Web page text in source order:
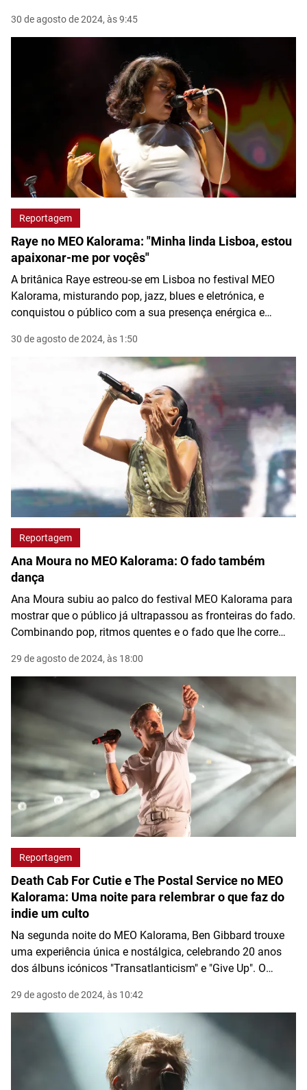
30 de agosto de 2024, às 9:45
Reportagem
Raye no MEO Kalorama: "Minha linda Lisboa, estou
apaixonar-me por voçês"
A britânica Raye estreou-se em Lisboa no festival MEO
Kalorama, misturando pop, jazz, blues e eletrónica, e
conquistou o público com a sua presença enérgica e
30 de agosto de 2024, às 1:50
Reportagem
Ana Moura no MEO Kalorama: O fado também
dança
Ana Moura subiu ao palco do festival MEO Kalorama para
mostrar que o público já ultrapassou as fronteiras do fado.
Combinando pop, ritmos quentes e o fado que lhe corre
festival. Apresentou novas músicas e partilhou um dueto
com Pedro Mafama.
29 de agosto de 2024, às 18:00
Reportagem
Death Cab For Cutie e The Postal Service no MEO
Kalorama: Uma noite para relembrar o que faz do
indie um culto
Na segunda noite do MEO Kalorama, Ben Gibbard trouxe
uma experiência única e nostálgica, celebrando 20 anos
dos álbuns icónicos "Transatlanticism" e "Give Up". O
momentos intensos, capturando a essência do indie que
tanto veneramos.
29 de agosto de 2024, às 10:42